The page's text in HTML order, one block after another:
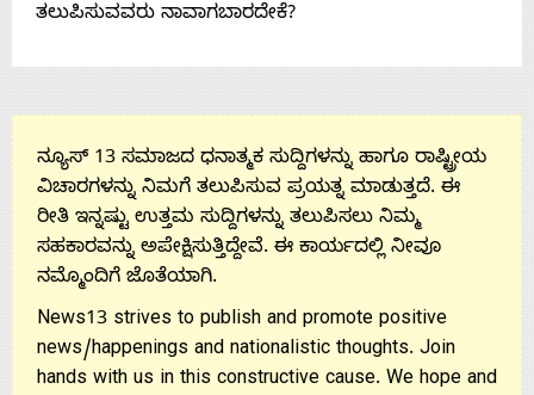
ತಲುಪಿಸುವವರು ನಾವಾಗಬಾರದೇಕೆ?
ನ್ಯೂಸ್ 13 ಸಮಾಜದ ಧನಾತ್ಮಕ ಸುದ್ದಿಗಳನ್ನು ಹಾಗೂ ರಾಷ್ಟ್ರೀಯ
ವಿಚಾರಗಳನ್ನು ನಿಮಗೆ ತಲುಪಿಸುವ ಪ್ರಯತ್ನ ಮಾಡುತ್ತದೆ. ಈ
ರೀತಿ ಇನ್ನಷ್ಟು ಉತ್ತಮ ಸುದ್ದಿಗಳನ್ನು ತಲುಪಿಸಲು ನಿಮ್ಮ
ಸಹಕಾರವನ್ನು ಅಪೇಕ್ಷಿಸುತ್ತಿದ್ದೇವೆ. ಈ ಕಾರ್ಯದಲ್ಲಿ ನೀವೂ
ನಮ್ಮೊಂದಿಗೆ ಜೊತೆಯಾಗಿ.
News13 strives to publish and promote positive
news/happenings and nationalistic thoughts. Join
hands with us in this constructive cause. We hope and